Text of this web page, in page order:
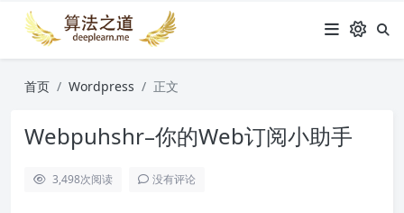
首页 Wordpress 正文
Webpuhshr–你的Web订阅小助手
3,498次阅读 没有评论